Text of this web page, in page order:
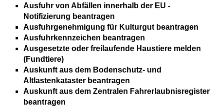
Ausfuhr von Abfällen innerhalb der EU -
Notifizierung beantragen
Ausfuhrgenehmigung für Kulturgut beantragen
Ausfuhrkennzeichen beantragen
Ausgesetzte oder freilaufende Haustiere melden
(Fundtiere)
Auskunft aus dem Bodenschutz- und
Altlastenkataster beantragen
Auskunft aus dem Zentralen Fahrerlaubnisregister
beantragen